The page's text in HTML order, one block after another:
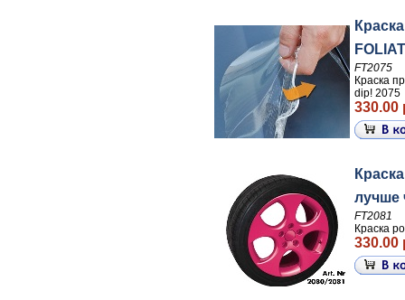
FT2075
Краска
dip! 2075
330.00
лучше
FT2081
Краска
330.00